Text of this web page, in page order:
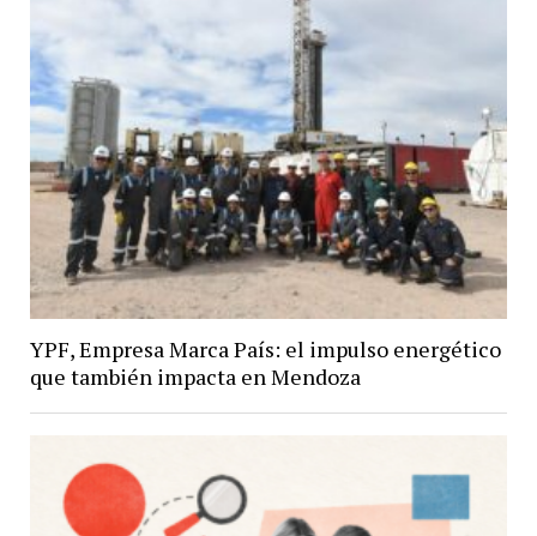
YPF, Empresa Marca País: el impulso energético
que también impacta en Mendoza